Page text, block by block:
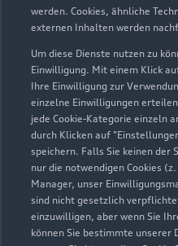
Strausberger
13055 Berlin
030 9710790
werden. Cookies, ähnliche
externen Inhalten werden
Um diese Dienste nutzen zu
Einwilligung. Mit einem Klick
Ihre Einwilligung zur
einzelne Einwilligungen
jede Cookie-Kategorie einzeln
durch Klicken auf
speichern. Falls Sie keinen der
nur die notwendigen Cookies
Manager, unser
sind nicht gesetzlich
einzuwilligen, aber wenn Sie
können Sie bestimmte unserer